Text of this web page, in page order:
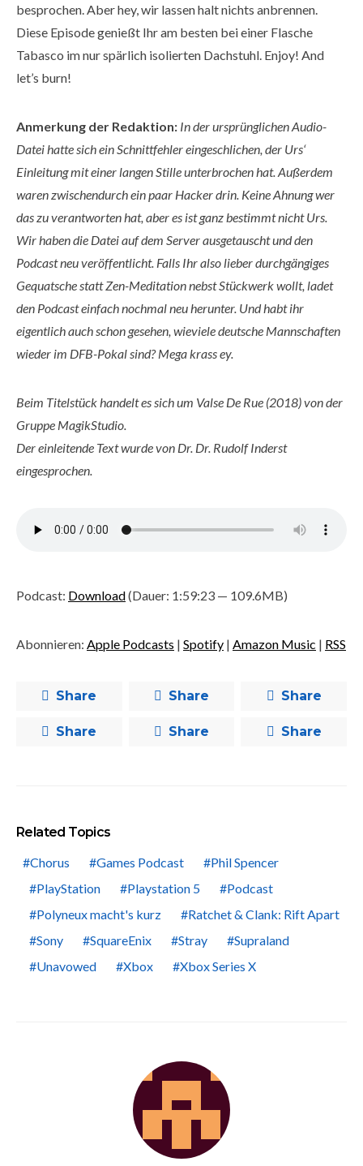
besprochen. Aber hey, wir lassen halt nichts anbrennen.
Diese Episode genießt Ihr am besten bei einer Flasche
Tabasco im nur spärlich isolierten Dachstuhl. Enjoy! And
let’s burn!
Anmerkung der Redaktion: In der ursprünglichen Audio-
Datei hatte sich ein Schnittfehler eingeschlichen, der Urs‘
Einleitung mit einer langen Stille unterbrochen hat. Außerdem
waren zwischendurch ein paar Hacker drin. Keine Ahnung wer
das zu verantworten hat, aber es ist ganz bestimmt nicht Urs.
Wir haben die Datei auf dem Server ausgetauscht und den
Podcast neu veröffentlicht. Falls Ihr also lieber durchgängiges
Gequatsche statt Zen-Meditation nebst Stückwerk wollt, ladet
den Podcast einfach nochmal neu herunter. Und habt ihr
eigentlich auch schon gesehen, wieviele deutsche Mannschaften
wieder im DFB-Pokal sind? Mega krass ey.
Beim Titelstück handelt es sich um Valse De Rue (2018) von der
Gruppe MagikStudio.
Der einleitende Text wurde von Dr. Dr. Rudolf Inderst
eingesprochen.
Podcast: Download(Dauer: 1:59:23 — 109.6MB)
Abonnieren: Apple Podcasts | Spotify | Amazon Music | RSS
Share Share Share
Share Share Share
Related Topics
Chorus
Games Podcast
Phil Spencer
PlayStation
Playstation 5
Podcast
Polyneux macht's kurz
Ratchet & Clank: Rift Apart
Sony
SquareEnix Stray
Supraland
Unavowed
Xbox Xbox Series X